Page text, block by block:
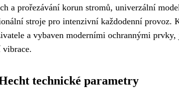
a prořezávání korun stromů, univerzální
stroje pro intenzivní každodenní
a vybaven moderními ochrannými
vibrace.
technické parametry